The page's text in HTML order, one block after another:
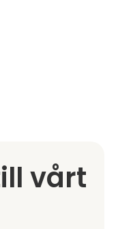
vårt